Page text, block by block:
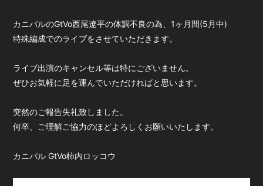
カニバルのGtVo西尾遼平の体調不良の為、1ヶ月間(5月中)
特殊編成でのライブをさせていただきます。
ライブ出演のキャンセル等は特にございません。
ぜひお気軽に足を運んでいただければと思います。
突然のご報告失礼致しました。
何卒、ご理解ご協力のほどよろしくお願いいたします。
カニバル GtVo柿内ロッコウ